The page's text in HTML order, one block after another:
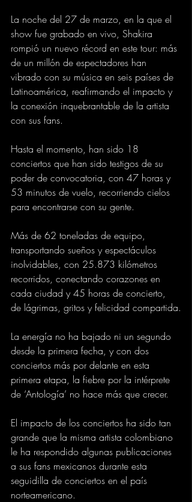
La noche del 27 de marzo, en la que el
show fue grabado en vivo, Shakira
rompió un nuevo récord en este tour: más
de un millón de espectadores han
vibrado con su música en seis países de
Latinoamérica, reafirmando el impacto y
la conexión inquebrantable de la artista
con sus fans.
Hasta el momento, han sido 18
conciertos que han sido testigos de su
poder de convocatoria, con 47 horas y
53 minutos de vuelo, recorriendo cielos
para encontrarse con su gente.
Más de 62 toneladas de equipo,
transportando sueños y espectáculos
inolvidables, con 25.873 kilómetros
recorridos, conectando corazones en
cada ciudad y 45 horas de concierto,
de lágrimas, gritos y felicidad compartida.
La energía no ha bajado ni un segundo
desde la primera fecha, y con dos
conciertos más por delante en esta
primera etapa, la fiebre por la intérprete
de ‘Antología’ no hace más que crecer.
El impacto de los conciertos ha sido tan
grande que la misma artista colombiano
le ha respondido algunas publicaciones
a sus fans mexicanos durante esta
seguidilla de conciertos en el país
norteamericano.